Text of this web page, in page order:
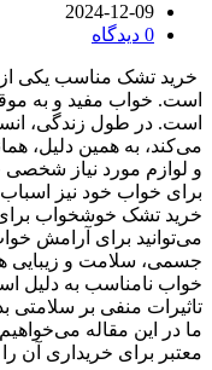
2024-12-09
0 دیدگاه
خرید تشک مناسب یکی
است. خواب مفید و به
است. در طول زندگی،
می‌کند، به همین دلیل،
و لوازم مورد نیاز شخصی
برای خواب خود نیز
خرید تشک خوشخواب
می‌توانید برای آرامش
جسمی، سلامت و
خواب نامناسب به دلیل
تاثیرات منفی بر سلامتی
ما در این مقاله
معتبر برای خریداری آن